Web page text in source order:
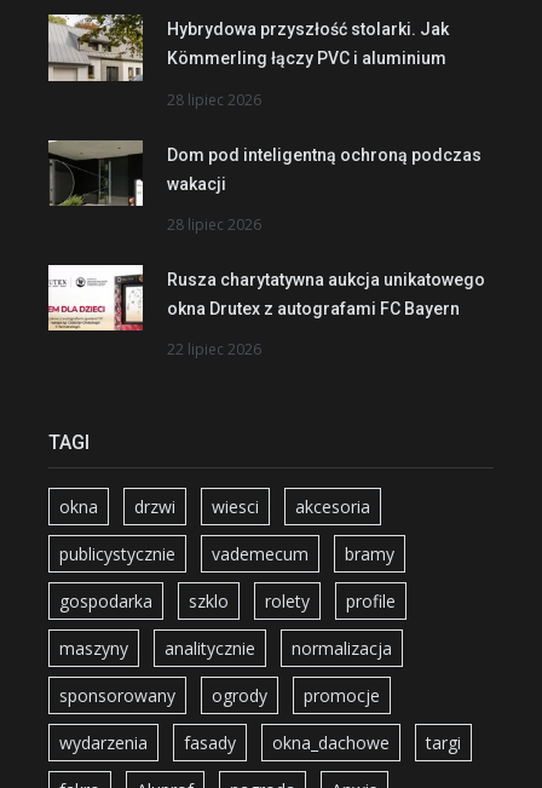
Hybrydowa przyszłość stolarki. Jak
Kömmerling łączy PVC i aluminium
28 lipiec 2026
Dom pod inteligentną ochroną podczas
wakacji
28 lipiec 2026
Rusza charytatywna aukcja unikatowego
okna Drutex z autografami FC Bayern
22 lipiec 2026
TAGI
okna drzwi wiesci akcesoria
publicystycznie vademecum bramy
gospodarka szklo rolety profile
maszyny analitycznie normalizacja
sponsorowany ogrody promocje
wydarzenia fasady okna_dachowe targi